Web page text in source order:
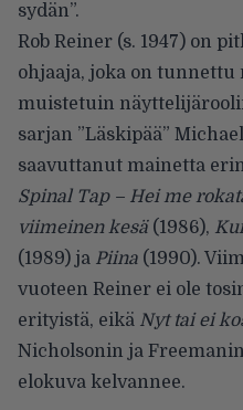
sydän”.
Rob Reiner (s. 1947) on
ohjaaja, joka on tunnettu
muistetuin
sarjan ”Läskipää”
saavuttanut mainetta
Spinal Tap – Hei me
viimeinen kesä(1986),
(1989) ja Piina (1990).
vuoteen Reiner ei ole
erityistä, eikä Nyt tai ei
Nicholsonin ja
elokuva kelvannee.